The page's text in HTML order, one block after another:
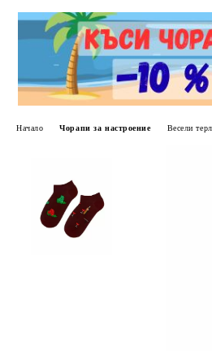
Начало Чорапи за настроение Весели